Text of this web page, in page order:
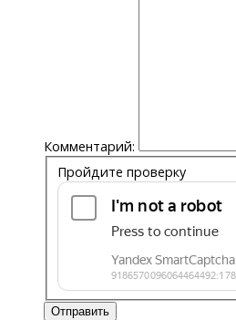
Комментарий:
Пройдите проверку
Отправить